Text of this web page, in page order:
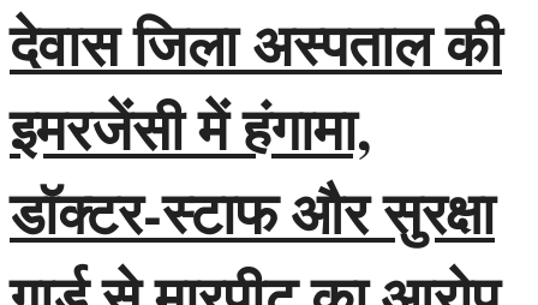
देवास जिला अस्पताल की
इमरजेंसी में हंगामा,
डॉक्टर-स्टाफ और सुरक्षा